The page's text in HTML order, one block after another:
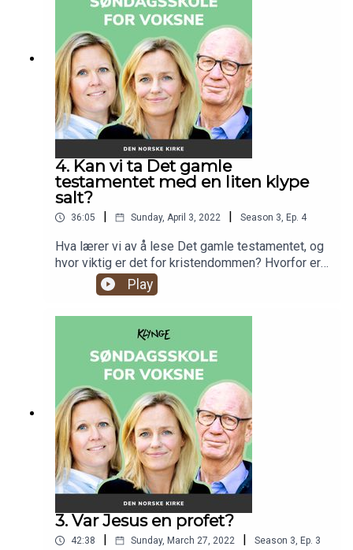
4. Kan vi ta Det gamle
testamentet med en liten klype
salt?
36:05 Sunday, April 3, 2022 Season 3, Ep. 4
Hva lærer vi av å lese Det gamle testamentet, og
hvor viktig er det for kristendommen? Hvorfor er
det motstridende tekster i Bibelen? Og skal Det
gamle testamentet leses med kritisk sans? Hittil
i sesongen har vi snakket om ulike deler av
Bibelen, og nå oppsummerer vi Det gamle
testamentet, hvilke historier som er viktige for
oss, og hva vi lærer av å lese dem.
Play
3. Var Jesus en profet?
42:38 Sunday, March 27, 2022 Season 3, Ep. 3